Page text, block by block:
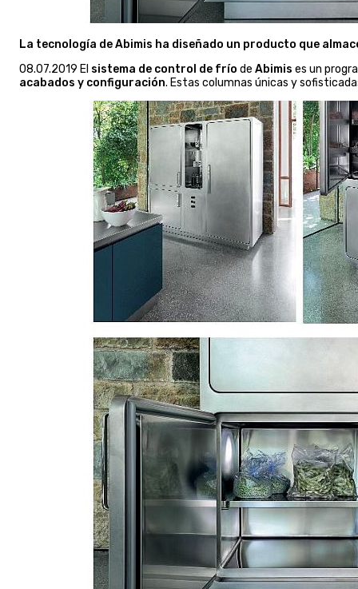
La tecnología de Abimis ha diseñado un producto que
08.07.2019 El sistema de control de frío de Abimis es un
acabados y configuración. Estas columnas únicas y